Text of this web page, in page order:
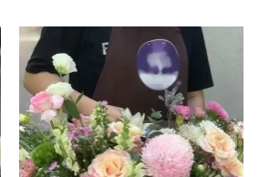
Add to
wishlist